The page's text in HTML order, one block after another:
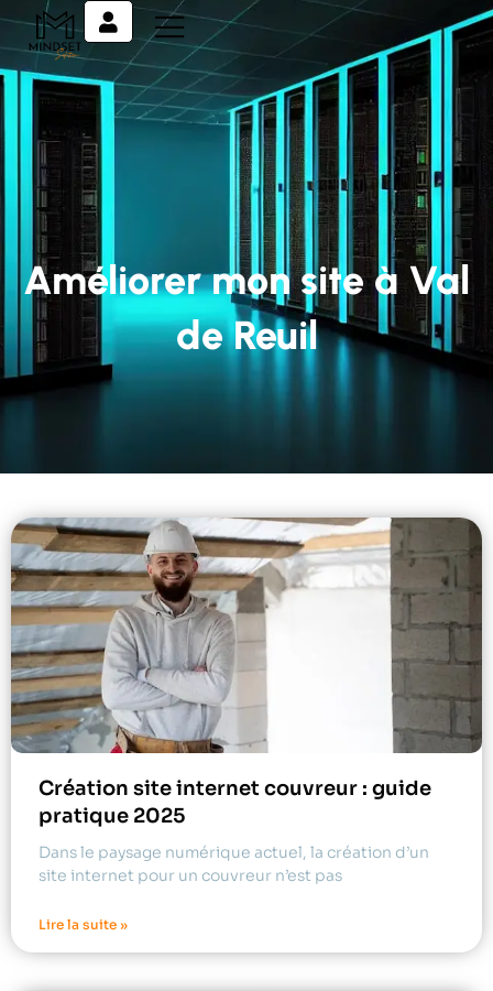
Améliorer mon site à Val
de Reuil
Création site internet couvreur : guide
pratique 2025
Dans le paysage numérique actuel, la création d’un
site internet pour un couvreur n’est pas
Lire la suite »